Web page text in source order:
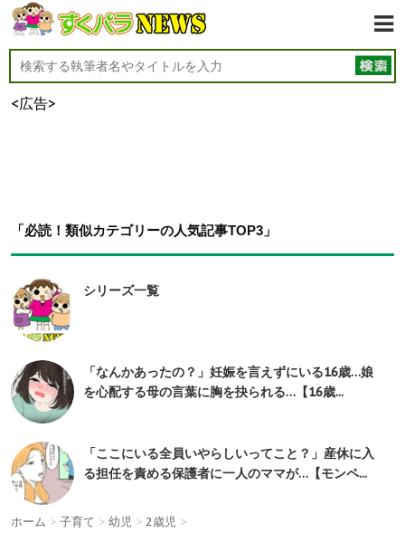
<広告>
「必読！類似カテゴリーの人気記事TOP3」
シリーズ一覧
「なんかあったの？」妊娠を言えずにいる16歳…娘
を心配する母の言葉に胸を抉られる…【16歳...
「ここにいる全員いやらしいってこと？」産休に入
る担任を責める保護者に一人のママが…【モンペ...
ホーム > 子育て > 幼児 > 2歳児 >